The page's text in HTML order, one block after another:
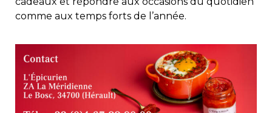
comme aux temps forts de l’année.